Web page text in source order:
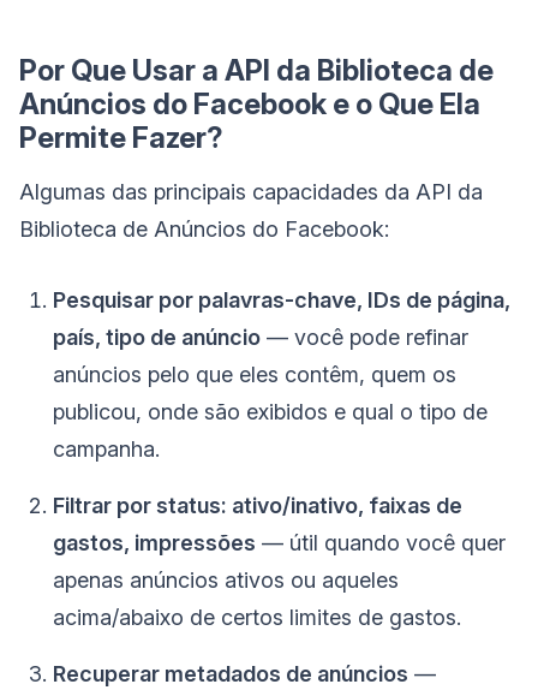
Por Que Usar a API da Biblioteca de
Anúncios do Facebook e o Que Ela
Permite Fazer?
Algumas das principais capacidades da API da
Biblioteca de Anúncios do Facebook:
Pesquisar por palavras-chave, IDs de página,
país, tipo de anúncio — você pode refinar
anúncios pelo que eles contêm, quem os
publicou, onde são exibidos e qual o tipo de
campanha.
Filtrar por status: ativo/inativo, faixas de
gastos, impressões — útil quando você quer
apenas anúncios ativos ou aqueles
acima/abaixo de certos limites de gastos.
Recuperar metadados de anúncios —